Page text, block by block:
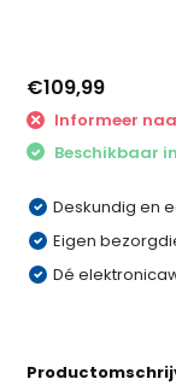
€109,99
Informeer
Beschikbaar
Deskundig en
Eigen
Dé